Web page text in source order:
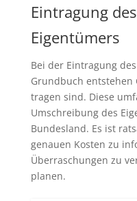
Eintragung
Eigentümers
Bei der Eintragung
Grundbuch entstehen
tragen sind. Diese
Umschreibung des
Bundesland. Es ist
genauen Kosten zu
Überraschungen zu
planen.